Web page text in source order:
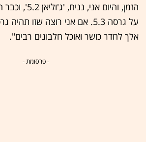
הזמן, והיום אני,
על גרסה 5.3. אם אני רוצה שזו
אלך לחדר כושר ואוכל חלבונים רבים".
- פרסומת -